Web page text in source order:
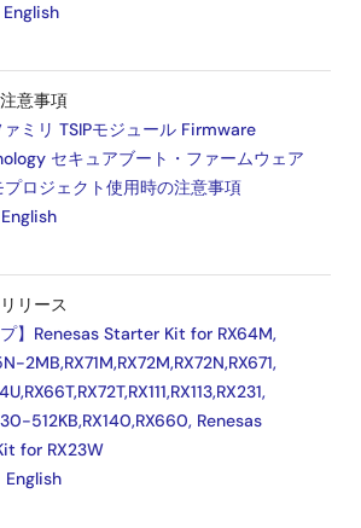
English
意事項
ァミリ TSIPモジュール Firmware
セキュアブート・ファームウェア
ロジェクト使用時の注意事項
English
リース
プ】Renesas Starter Kit for RX64M,
2MB,RX71M,RX72M,RX72N,RX671,
512KB,RX140,RX660, Renesas
for RX23W
English